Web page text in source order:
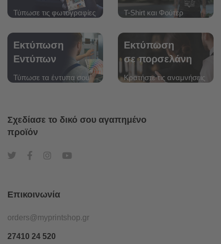
Τύπωσε τις φωτογραφίες
σε πολλά μεγέθη
T-Shirt και Φούτερ
Εκτύπωση
Εντύπων
Τύπωσε τα έντυπα σου
Εκτύπωση
σε πορσελάνη
Kρατήστε τις αναμνήσεις
Σχεδίασε το δικό σου αγαπημένο
προϊόν
Επικοινωνία
orders@myprintshop.gr
27410 24 520